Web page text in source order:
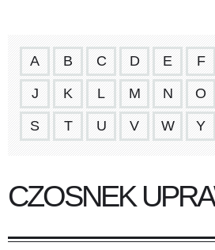
A B C D E F
J K L M N O
S T U V W Y
CZOSNEK